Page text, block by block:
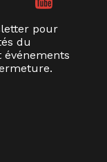
pour
du
événements